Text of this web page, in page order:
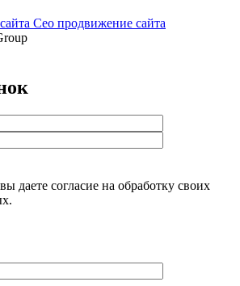
Сео продвижение сайта
даете согласие на обработку своих